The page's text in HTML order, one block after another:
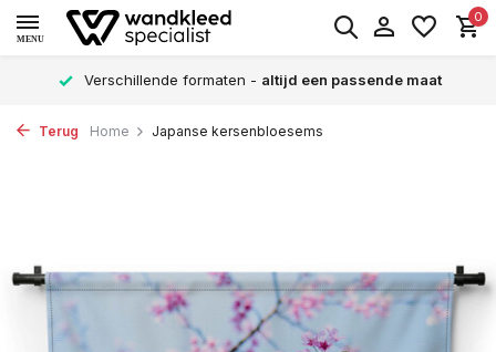
MENU
0
Verschillende formaten - altijd een passende maat
Terug Home Japanse kersenbloesems